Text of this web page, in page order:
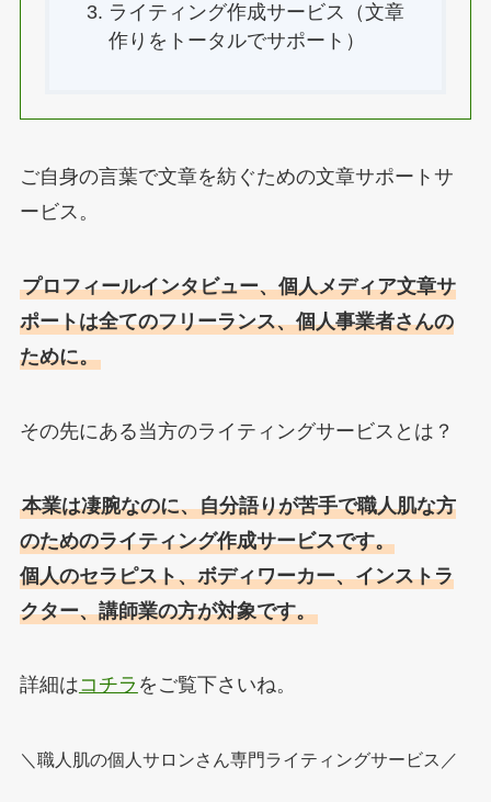
ライティング作成サービス（文章
作りをトータルでサポート）
ご自身の言葉で文章を紡ぐための文章サポートサ
ービス。
プロフィールインタビュー、個人メディア文章サ
ポートは全てのフリーランス、個人事業者さんの
ために。
その先にある当方のライティングサービスとは？
本業は凄腕なのに、自分語りが苦手で職人肌な方
のためのライティング作成サービスです。
個人のセラピスト、ボディワーカー、インストラ
クター、講師業の方が対象です。
詳細はコチラ をご覧下さいね。
＼職人肌の個人サロンさん専門ライティングサービス／